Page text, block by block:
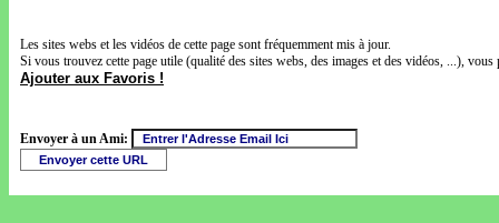
Les sites webs et les vidéos de cette page sont fréquemment mis à jour.
Si vous trouvez cette page utile (qualité des sites webs, des images et des vidéos, ...),
Ajouter aux Favoris !
Envoyer à un Ami: